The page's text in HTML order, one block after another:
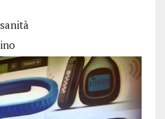
sanità